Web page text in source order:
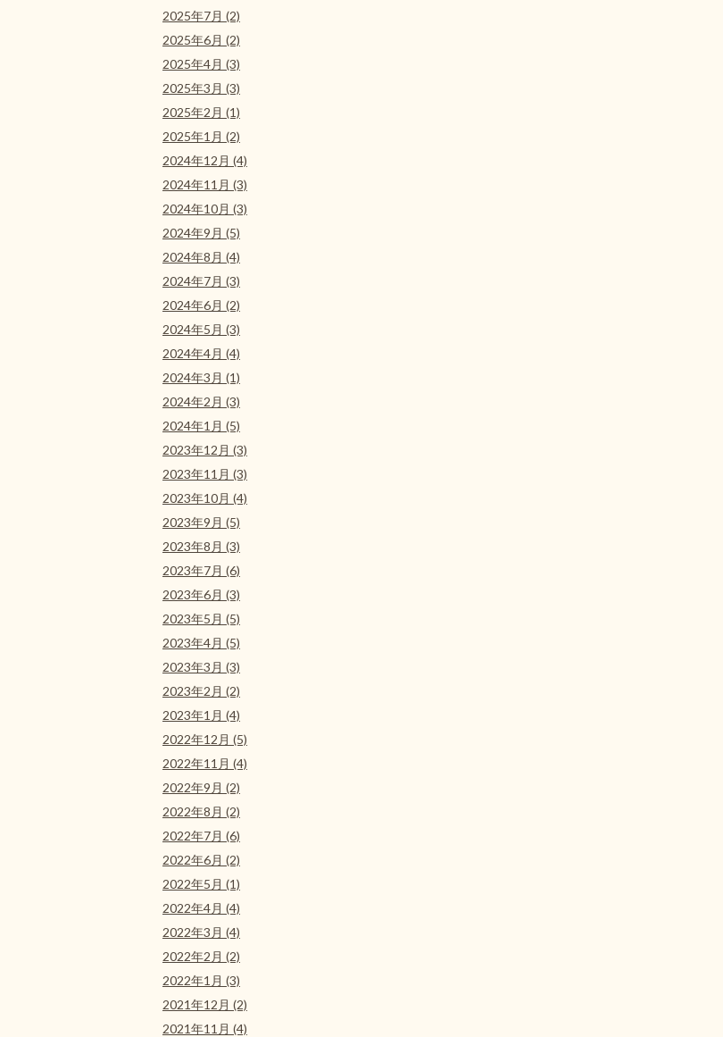
2025年7月 (2)
2025年6月 (2)
2025年4月 (3)
2025年3月 (3)
2025年2月 (1)
2025年1月 (2)
2024年12月 (4)
2024年11月 (3)
2024年10月 (3)
2024年9月 (5)
2024年8月 (4)
2024年7月 (3)
2024年6月 (2)
2024年5月 (3)
2024年4月 (4)
2024年3月 (1)
2024年2月 (3)
2024年1月 (5)
2023年12月 (3)
2023年11月 (3)
2023年10月 (4)
2023年9月 (5)
2023年8月 (3)
2023年7月 (6)
2023年6月 (3)
2023年5月 (5)
2023年4月 (5)
2023年3月 (3)
2023年2月 (2)
2023年1月 (4)
2022年12月 (5)
2022年11月 (4)
2022年9月 (2)
2022年8月 (2)
2022年7月 (6)
2022年6月 (2)
2022年5月 (1)
2022年4月 (4)
2022年3月 (4)
2022年2月 (2)
2022年1月 (3)
2021年12月 (2)
2021年11月 (4)